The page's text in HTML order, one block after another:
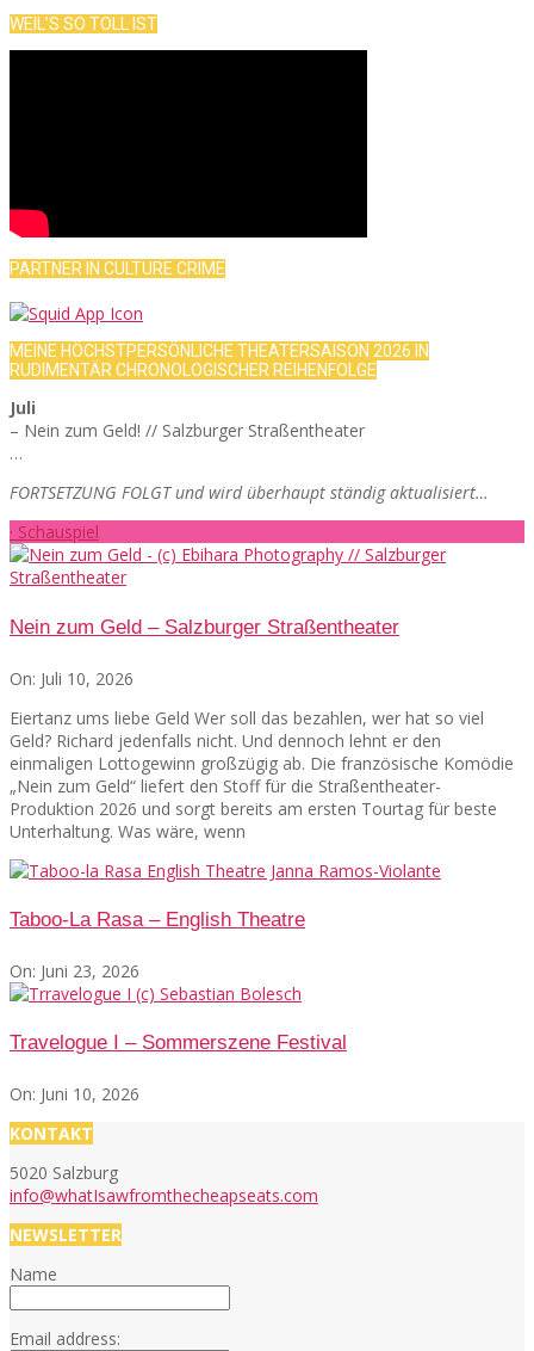
WEIL’S SO TOLL IST
PARTNER IN CULTURE CRIME
MEINE HÖCHSTPERSÖNLICHE THEATERSAISON 2026 IN
RUDIMENTÄR CHRONOLOGISCHER REIHENFOLGE
Juli
– Nein zum Geld! // Salzburger Straßentheater
…
FORTSETZUNG FOLGT und wird überhaupt ständig aktualisiert…
· Schauspiel
Nein zum Geld – Salzburger Straßentheater
On: Juli 10, 2026
Eiertanz ums liebe Geld Wer soll das bezahlen, wer hat so viel
Geld? Richard jedenfalls nicht. Und dennoch lehnt er den
einmaligen Lottogewinn großzügig ab. Die französische Komödie
„Nein zum Geld“ liefert den Stoff für die Straßentheater-
Produktion 2026 und sorgt bereits am ersten Tourtag für beste
Unterhaltung. Was wäre, wenn
Taboo-La Rasa – English Theatre
On: Juni 23, 2026
Travelogue I – Sommerszene Festival
On: Juni 10, 2026
KONTAKT
5020 Salzburg
info@whatIsawfromthecheapseats.com
NEWSLETTER
Name
Email address: